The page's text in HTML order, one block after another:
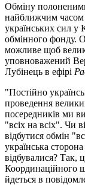
Обміну
найближчим часом
українських сил у
обмінного фонду.
можливе щоб
уповноважений
Лубінець в ефірі
"Постійно
проведення
посередників ми
"всіх на всіх". Чи
відбутися обмін
українська
відбувалися? Так,
Координаційного
йдеться в